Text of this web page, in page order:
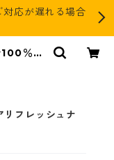
対応が遅れる場合
％エ
フレッシュナ